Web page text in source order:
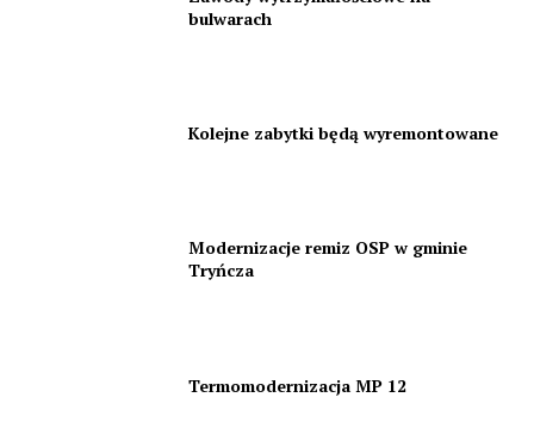
bulwarach
Kolejne zabytki będą wyremontowane
Modernizacje remiz OSP w gminie
Tryńcza
Termomodernizacja MP 12